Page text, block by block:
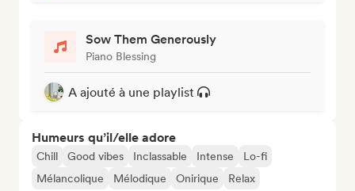
Sow Them Generously
Piano Blessing
A ajouté à une playlist
Humeurs qu’il/elle adore
Chill Good vibes Inclassable Intense
Lo-fi
Mélancolique
Mélodique Onirique Relax